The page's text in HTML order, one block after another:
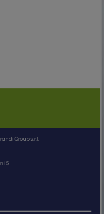
Group s.r.l.
5